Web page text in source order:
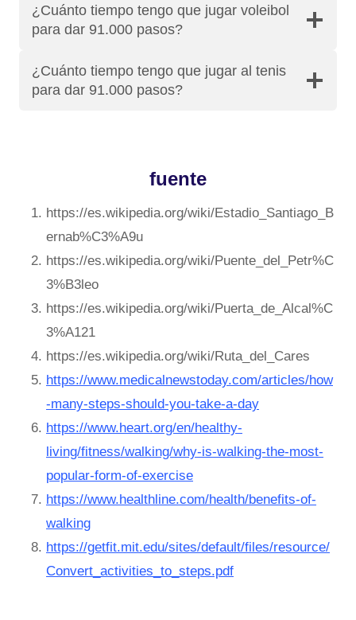
¿Cuánto tiempo tengo que jugar voleibol
para dar 91.000 pasos?
¿Cuánto tiempo tengo que jugar al tenis
para dar 91.000 pasos?
fuente
https://es.wikipedia.org/wiki/Estadio_Santiago_B
ernab%C3%A9u
https://es.wikipedia.org/wiki/Puente_del_Petr%C
3%B3leo
https://es.wikipedia.org/wiki/Puerta_de_Alcal%C
3%A121
https://es.wikipedia.org/wiki/Ruta_del_Cares
https://www.medicalnewstoday.com/articles/how
-many-steps-should-you-take-a-day
https://www.heart.org/en/healthy-
living/fitness/walking/why-is-walking-the-most-
popular-form-of-exercise
https://www.healthline.com/health/benefits-of-
walking
https://getfit.mit.edu/sites/default/files/resource/
Convert_activities_to_steps.pdf